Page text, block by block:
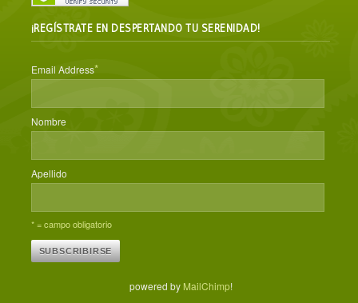
¡REGÍSTRATE EN DESPERTANDO TU SERENIDAD!
Email Address*
Nombre
Apellido
* = campo obligatorio
powered by MailChimp!